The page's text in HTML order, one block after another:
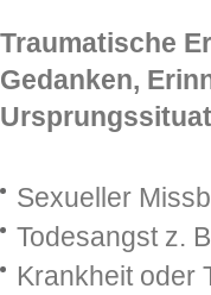
Traumatische
Gedanken,
Sexueller
Todesangst z.
Krankheit oder